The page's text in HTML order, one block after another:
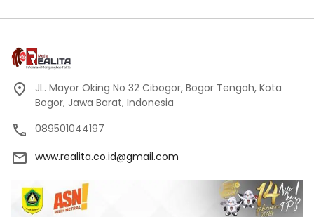
JL. Mayor Oking No 32 Cibogor, Bogor Tengah, Kota
Bogor, Jawa Barat, Indonesia
089501044197
www.realita.co.id@gmail.com